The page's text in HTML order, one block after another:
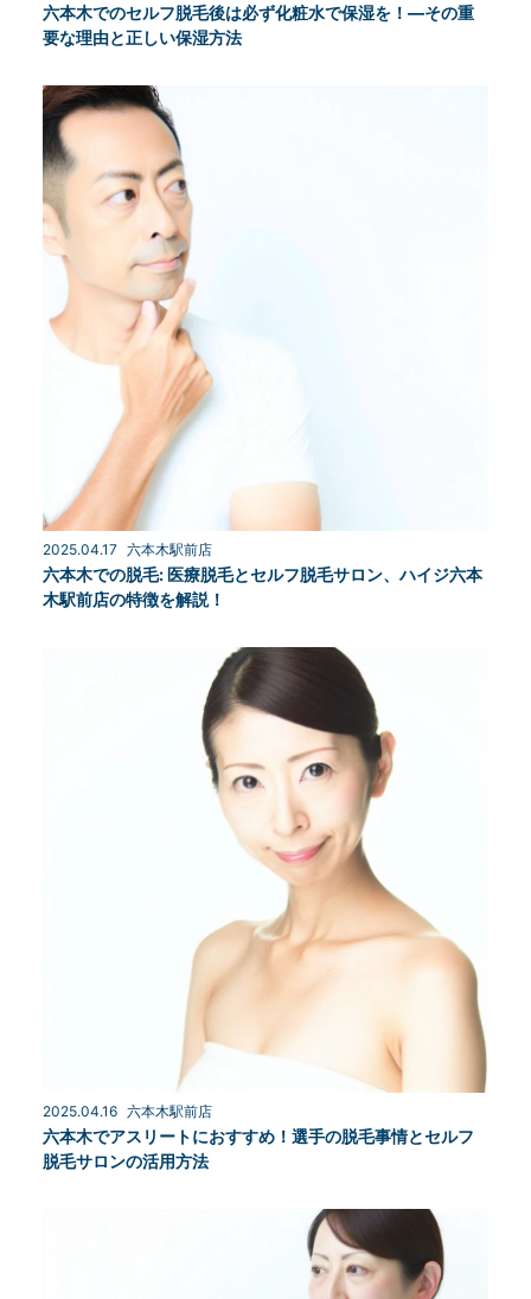
六本木でのセルフ脱毛後は必ず化粧水で保湿を！—その重
要な理由と正しい保湿方法
2025.04.17 六本木駅前店
六本木での脱毛: 医療脱毛とセルフ脱毛サロン、ハイジ六本
木駅前店の特徴を解説！
2025.04.16 六本木駅前店
六本木でアスリートにおすすめ！選手の脱毛事情とセルフ
脱毛サロンの活用方法